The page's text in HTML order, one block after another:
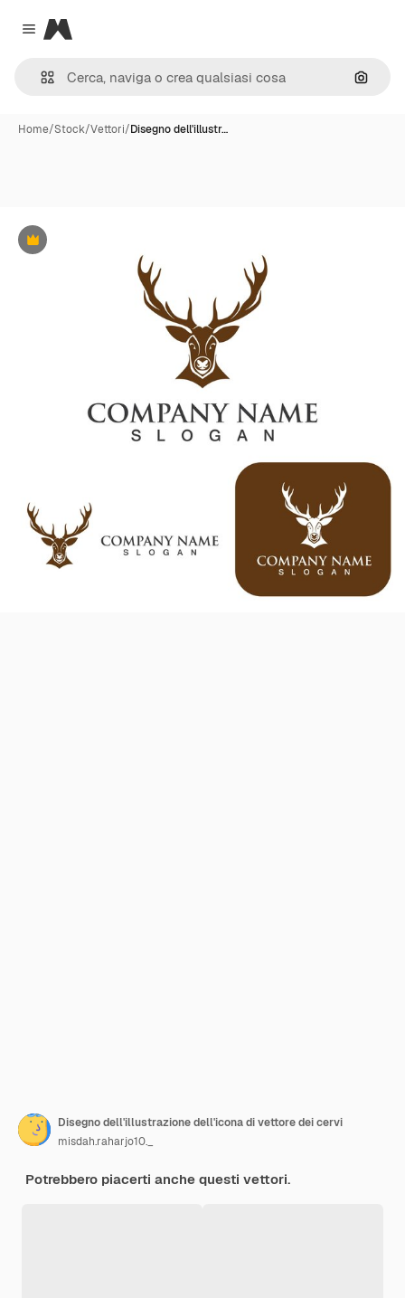
Close menu
Magnific
Cerca
Home/Stock/Vettori/Disegno dell'illustr…
Premium
Disegno dell'illustrazione dell'icona di vettore dei cervi
misdah.raharjo10._
Potrebbero piacerti anche questi vettori.